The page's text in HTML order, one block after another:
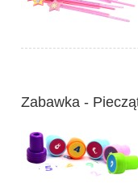
Zabawka -